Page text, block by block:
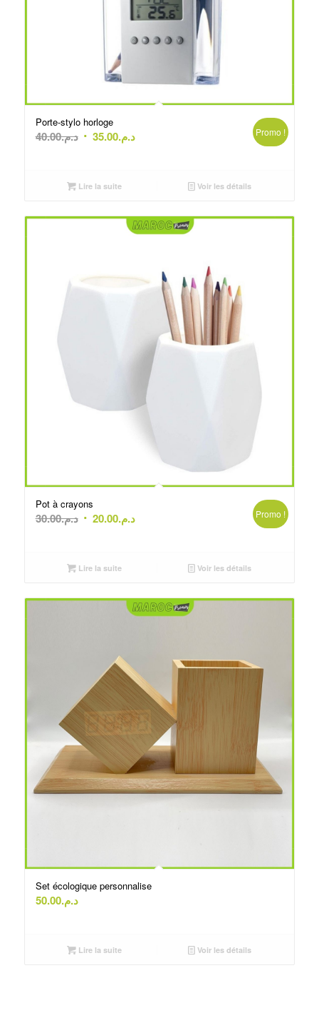
Porte-stylo horloge
د.م.40.00
Le
était :
د.م.35.00
Le
Promo !
Lire la suite Voir les détails
Pot à crayons
د.م.30.00
Le
était :
د.م.20.00
Le
Promo !
Lire la suite Voir les détails
Set écologique personnalise
د.م.50.00
Lire la suite Voir les détails